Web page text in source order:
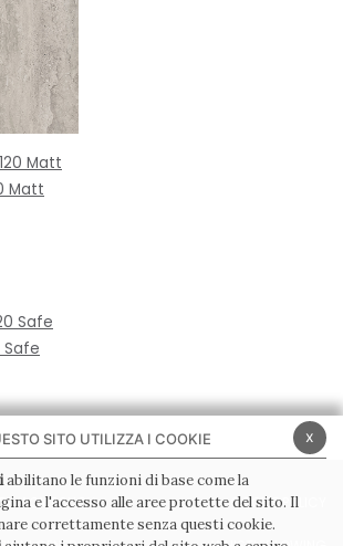
Matt
Matt
Safe
Safe
POLICY COOKIE POLICY
x
SITO UTILIZZA I COOKIE
abilitano le funzioni di base come la
e l'accesso alle aree protette del sito. Il
correttamente senza questi cookie.